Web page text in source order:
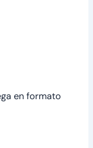
en formato